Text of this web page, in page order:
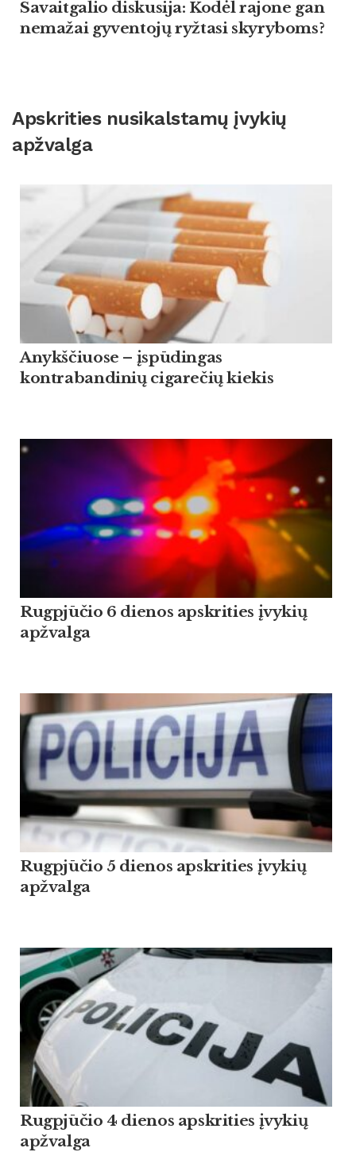
Savaitgalio diskusija: Kodėl rajone gan
nemažai gyventojų ryžtasi skyryboms?
Apskrities nusikalstamų įvykių
apžvalga
Anykščiuose – įspūdingas
kontrabandinių cigarečių kiekis
Rugpjūčio 6 dienos apskrities įvykių
apžvalga
Rugpjūčio 5 dienos apskrities įvykių
apžvalga
Rugpjūčio 4 dienos apskrities įvykių
apžvalga